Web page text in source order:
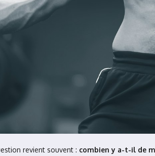
revient souvent : combien y a-t-il de